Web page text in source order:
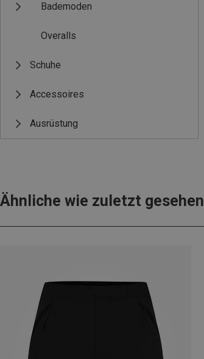
Bademoden
Overalls
Schuhe
Accessoires
Ausrüstung
Ähnliche wie zuletzt gesehen